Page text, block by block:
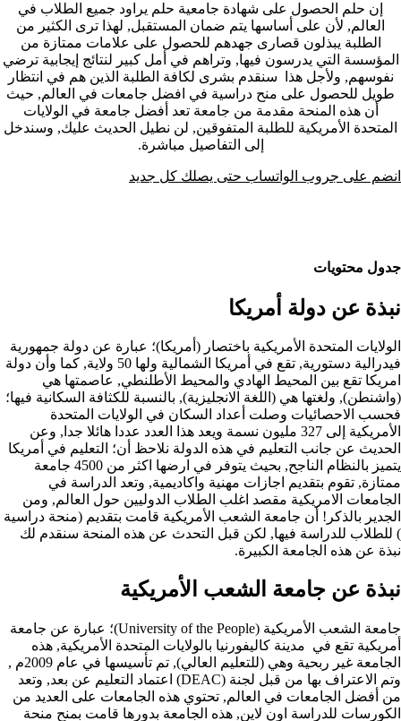
إن حلم الحصول على شهادة جامعية حلم يراود جميع الطلاب في
العالم, لأن على أساسها يتم ضمان المستقبل, لهذا ترى الكثير من
الطلبة يبذلون قصارى جهدهم للحصول على علامات ممتازة من
المؤسسة التي يدرسون فيها, وتراهم في أمل كبير لنتائج إيجابية ترضي
نفوسهم, ولأجل هذا سنقدم بشرى لكافة الطلبة الذين هم في انتظار
طويل للحصول على منح دراسية في افضل جامعات في العالم, حيث
أن هذه المنحة مقدمة من جامعة تعد أفضل جامعة في الولايات
المتحدة الأمريكية للطلبة المتفوقين, لن نطيل الحديث عليك, وسندخل
إلى التفاصيل مباشرة.
انضم على جروب الواتساب حتى يصلك كل جديد
جدول محتويات
نبذة عن دولة أمريكا
الولايات المتحدة الأمريكية باختصار (أمريكا)؛ عبارة عن دولة جمهورية
فيدرالية دستورية, تقع في أمريكا الشمالية ولها 50 ولاية, كما وأن دولة
امريكا تقع بين المحيط الهادي والمحيط الأطلنطي, عاصمتها هي
(واشنطن), ولغتها هي (اللغة الانجليزية), بالنسبة للكثافة السكانية فيها؛
فحسب الاحصائيات وصلت أعداد السكان في الولايات المتحدة
الأمريكية إلى 327 مليون نسمة ويعد هذا العدد عددا هائلا جدا, وعن
الحديث عن جانب التعليم في هذه الدولة نلاحظ أن؛ التعليم في أمريكا
يتميز بالنظام الناجح, بحيث يتوفر في ارضها اكثر من 4500 جامعة
ممتازة, تقوم بتقديم اجازات مهنية واكاديمية, وتعد الدراسة في
الجامعات الامريكية مقصد اغلب الطلاب الدوليين حول العالم, ومن
الجدير بالذكر! أن جامعة الشعب الأمريكية قامت بتقديم (منحة دراسية
) للطلاب للدراسة فيها, لكن قبل التحدث عن هذه المنحة سنقدم لك
نبذة عن هذه الجامعة الكبيرة.
نبذة عن جامعة الشعب الأمريكية
جامعة الشعب الأمريكية (University of the People)؛ عبارة عن جامعة
أمريكية تقع في مدينة كاليفورنيا بالولايات المتحدة الأمريكية, هذه
الجامعة غير ربحية وهي (للتعليم العالي), تم تأسيسها في عام 2009م ,
وتم الاعتراف بها من قبل لجنة (DEAC) اعتماد التعليم عن بعد, وتعد
من أفضل الجامعات في العالم, تحتوي هذه الجامعات على العديد من
الكورسات للدراسة اون لاين, هذه الجامعة بدورها قامت بمنح منحة